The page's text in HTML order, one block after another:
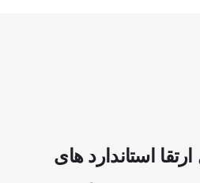
ارتقا استاندارد های